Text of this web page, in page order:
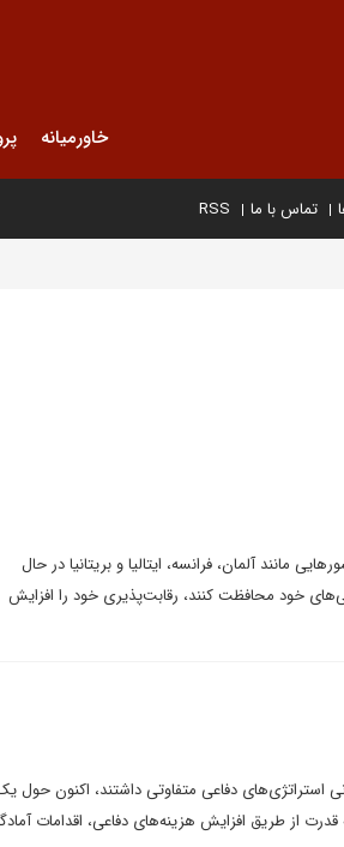
خاورمیانه
تماس با ما RSS
مانند آلمان، فرانسه، ایتالیا و بریتانیا در حال
خود محافظت کنند، رقابت‌پذیری خود را افزایش
استراتژی‌های دفاعی متفاوتی داشتند، اکنون حول
از طریق افزایش هزینه‌های دفاعی، اقدامات